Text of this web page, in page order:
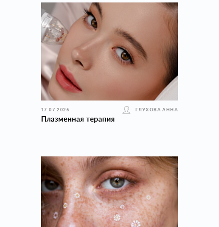
17.07.2026 ГЛУХОВА АННА
Плазменная терапия